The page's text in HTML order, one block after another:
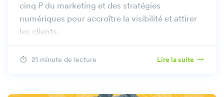
cinq P du marketing et des stratégies
numériques pour accroître la visibilité et attirer
les clients.
21 minute de lecture Lire la suite